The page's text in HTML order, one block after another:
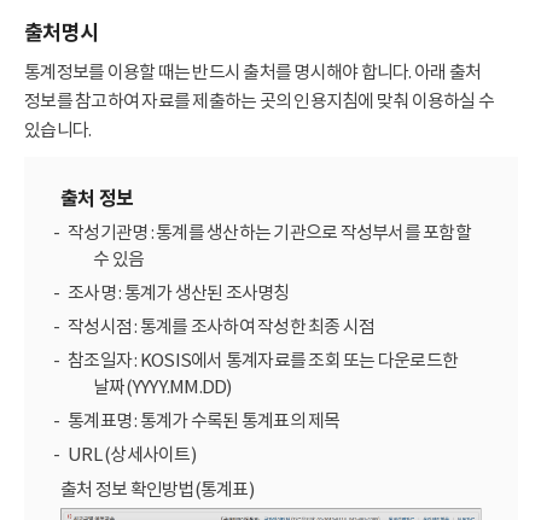
출처명시
통계정보를 이용할 때는 반드시 출처를 명시해야 합니다. 아래 출처
정보를 참고하여 자료를 제출하는 곳의 인용지침에 맞춰 이용하실 수
있습니다.
출처 정보
작성기관명 : 통계를 생산하는 기관으로 작성부서를 포함할
수 있음
조사명 : 통계가 생산된 조사명칭
작성시점 : 통계를 조사하여 작성한 최종 시점
참조일자 : KOSIS에서 통계자료를 조회 또는 다운로드한
날짜(YYYY.MM.DD)
통계표명 : 통계가 수록된 통계표의 제목
URL (상세사이트)
출처 정보 확인방법(통계표)